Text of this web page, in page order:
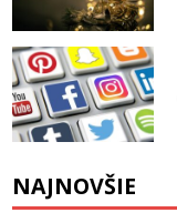
NAJNOVŠIE